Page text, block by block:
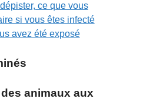
ce que vous
si vous êtes infecté
avez été exposé
animaux aux